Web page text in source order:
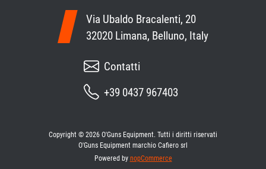
Via Ubaldo Bracalenti, 20
32020 Limana, Belluno, Italy
Contatti
+39 0437 967403
Copyright © 2026 O'Guns Equipment. Tutti i diritti riservati
O'Guns Equipment marchio Cafiero srl
Powered by nopCommerce